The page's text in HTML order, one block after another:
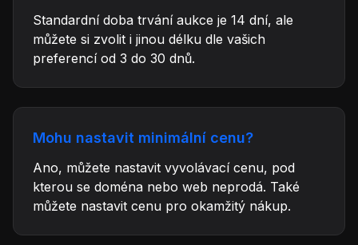
Standardní doba trvání aukce je 14 dní, ale
můžete si zvolit i jinou délku dle vašich
preferencí od 3 do 30 dnů.
Mohu nastavit minimální cenu?
Ano, můžete nastavit vyvolávací cenu, pod
kterou se doména nebo web neprodá. Také
můžete nastavit cenu pro okamžitý nákup.